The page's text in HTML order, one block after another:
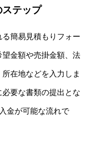
テップ
簡易見積もりフォー
金額や売掛金額、法
在地などを入力しま
要な書類の提出とな
金が可能な流れで